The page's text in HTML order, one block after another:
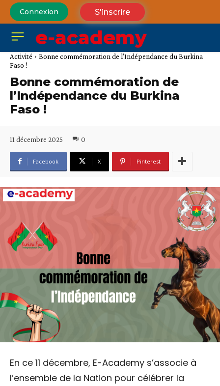
Connexion S'inscrire
e-academy
Activité
Bonne commémoration de l’Indépendance du Burkina
Faso !
Bonne commémoration de
l’Indépendance du Burkina
Faso !
11 décembre 2025 0
Facebook X Pinterest
En ce 11 décembre, E-Academy s’associe à
l’ensemble de la Nation pour célébrer la